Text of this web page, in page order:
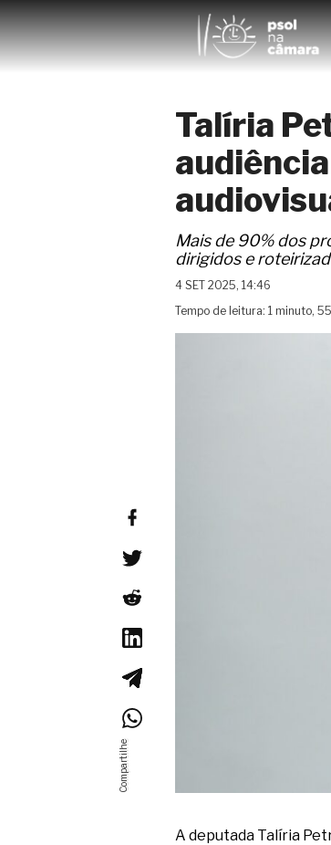
Talíria
Mais de 90% dos
dirigidos e
4 SET 2025, 14:46
Tempo de leitura: 1 minuto,
A deputada Talíria